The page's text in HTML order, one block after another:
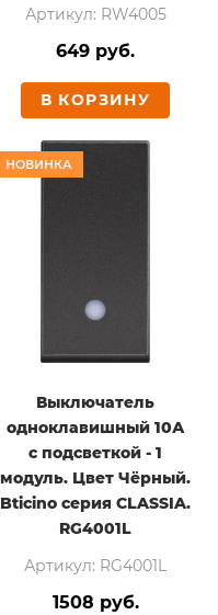
Артикул: RW4005
649 руб.
В КОРЗИНУ
НОВИНКА
Выключатель
одноклавишный 10А
с подсветкой - 1
модуль. Цвет Чёрный.
Bticino серия CLASSIA.
RG4001L
Артикул: RG4001L
1508 руб.